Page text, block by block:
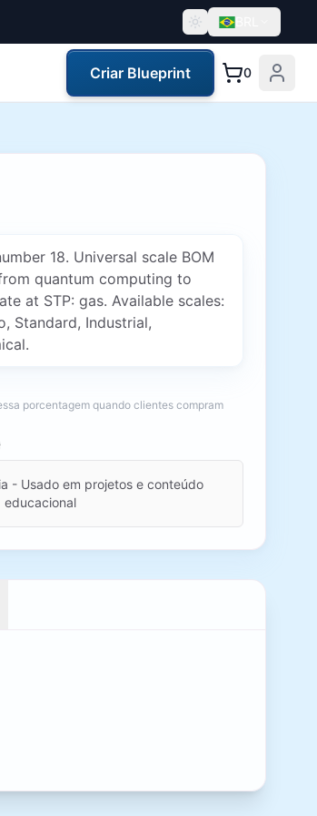
BRL
Criar Blueprint 0
18. Universal scale BOM
quantum computing to
at STP: gas. Available scales:
Standard, Industrial,
porcentagem quando clientes compram
- Usado em projetos e conteúdo
educacional